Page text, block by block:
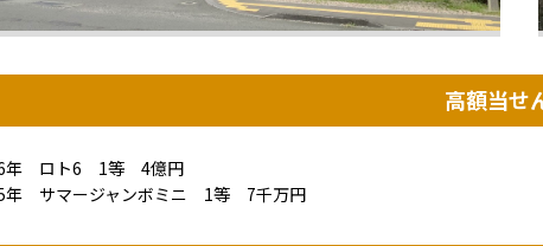
高額当せ
年 ロト6 1等 4億円
年 サマージャンボミニ 1等 7千万円